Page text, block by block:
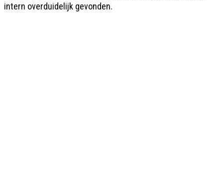
intern overduidelijk gevonden.